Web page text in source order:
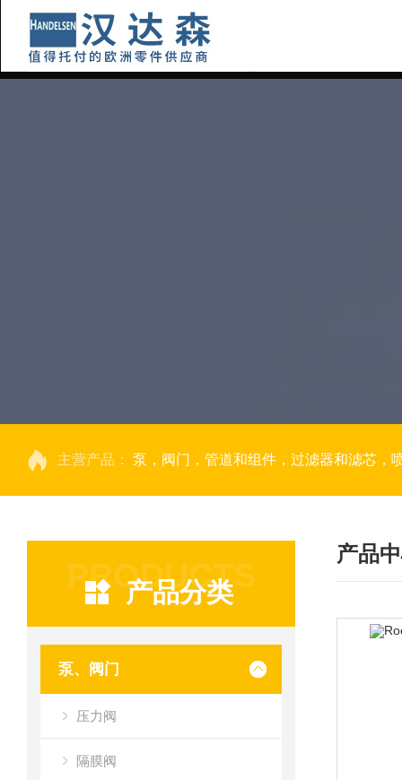
主营产品： 泵，阀门，管道和组件，过滤器和滤芯，
PRODUCTS
产品分类
泵、阀门
压力阀
隔膜阀
产品